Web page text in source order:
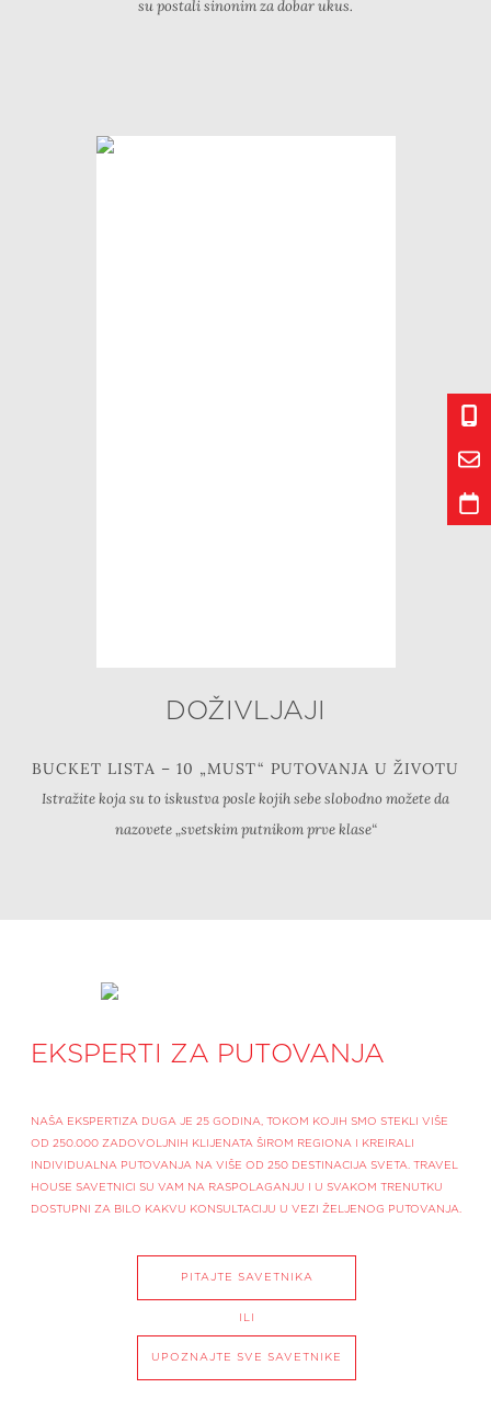
su postali sinonim za dobar ukus.
DOŽIVLJAJI
BUCKET LISTA – 10 „MUST“ PUTOVANJA U ŽIVOTU
Istražite koja su to iskustva posle kojih sebe slobodno možete da
nazovete „svetskim putnikom prve klase“
EKSPERTI ZA PUTOVANJA
NAŠA EKSPERTIZA DUGA JE 25 GODINA, TOKOM KOJIH SMO STEKLI VIŠE
OD 250.000 ZADOVOLJNIH KLIJENATA ŠIROM REGIONA I KREIRALI
INDIVIDUALNA PUTOVANJA NA VIŠE OD 250 DESTINACIJA SVETA. TRAVEL
HOUSE SAVETNICI SU VAM NA RASPOLAGANJU I U SVAKOM TRENUTKU
DOSTUPNI ZA BILO KAKVU KONSULTACIJU U VEZI ŽELJENOG PUTOVANJA.
PITAJTE SAVETNIKA
ILI
UPOZNAJTE SVE SAVETNIKE